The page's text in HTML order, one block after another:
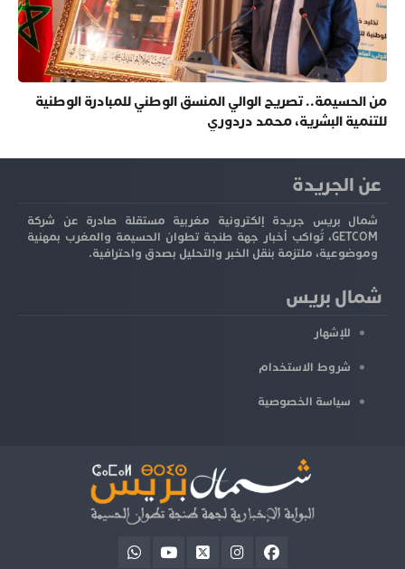
من الحسيمة.. تصريح الوالي المنسق الوطني للمبادرة الوطنية
للتنمية البشرية، محمد دردوري
عن الجريدة
شمال بريس جريدة إلكترونية مغربية مستقلة صادرة عن شركة
GETCOM، تُواكب أخبار جهة طنجة تطوان الحسيمة والمغرب بمهنية
وموضوعية، ملتزمة بنقل الخبر والتحليل بصدق واحترافية.
شمال بريس
للإشهار
شروط الاستخدام
سياسة الخصوصية